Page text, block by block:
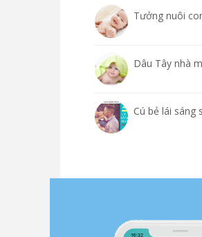
Tưởng nuôi
Dâu Tây nhà
Cú bẻ lái sáng